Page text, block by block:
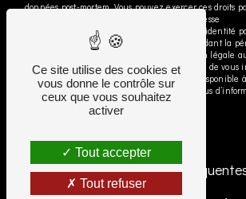
données post-mortem. Vous pouvez exercer ces droits
l'adresse ou par courrier électronique à l'adresse
contact@artibatiservices.com. Un justificatif d'identité
demandé. Nous conservons vos données pendant la
contact puis pendant la durée de prescription légale
de gestion des contentieux. Vous avez le droit de vous
d'opposition au démarchage téléphonique, disponible
Bloctel.gouv.fr. Consultez le site cnil.fr pour plus
Recherches
Ce site utilise des cookies et
vous donne le contrôle sur
ceux que vous souhaitez
activer
Tout accepter
Tout refuser